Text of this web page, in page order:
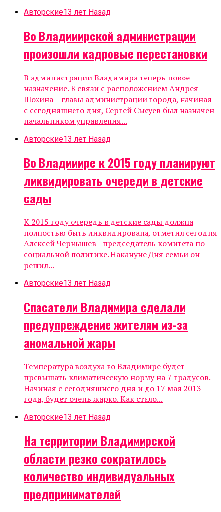
Авторские13 лет Назад
Во Владимирской администрации
произошли кадровые перестановки
В администрации Владимира теперь новое
назначение. В связи с расположением Андрея
Шохина – главы администрации города, начиная
с сегодняшнего дня, Сергей Сысуев был назначен
начальником управления...
Авторские13 лет Назад
Во Владимире к 2015 году планируют
ликвидировать очереди в детские
сады
К 2015 году очередь в детские сады должна
полностью быть ликвидирована, отметил сегодня
Алексей Чернышев - председатель комитета по
социальной политике. Накануне Дня семьи он
решил...
Авторские13 лет Назад
Спасатели Владимира сделали
предупреждение жителям из-за
аномальной жары
Температура воздуха во Владимире будет
превышать климатическую норму на 7 градусов.
Начиная с сегодняшнего дня и до 17 мая 2013
года, будет очень жарко. Как стало...
Авторские13 лет Назад
На территории Владимирской
области резко сократилось
количество индивидуальных
предпринимателей